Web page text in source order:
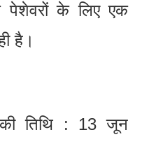
पेशेवरों के लिए एक
है।
की तिथि : 13 जून